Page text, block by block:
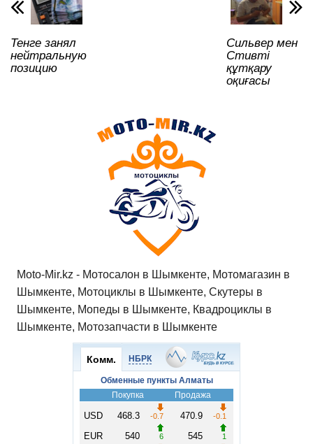
p
p
o
o
k
и
ть
Тенге занял
нейтральную
позицию
Сильвер мен
Стивті
құтқару
оқиғасы
Moto-Mir.kz - Мотосалон в Шымкенте, Мотомагазин в
Шымкенте, Мотоциклы в Шымкенте, Скутеры в
Шымкенте, Мопеды в Шымкенте, Квадроциклы в
Шымкенте, Мотозапчасти в Шымкенте